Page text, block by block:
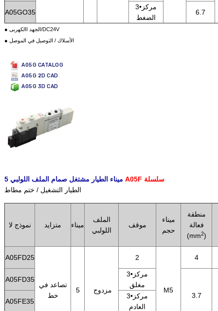
A05GO35
3•مركز
الضغط
6.7
● الجهد االكهربى/DC24V
● الأسلاك / التوصيل في الموصل
A05G CATALOG
A05G 2D CAD
A05G 3D CAD
5 ميناء الطيار مشتغل صمام الملف اللولبي
A05F سلسلة
نموذج لا متزايد ميناء
الملف
اللولبي
موقف
ميناء
حجم
منطقة
فعالة
(mm2)
A05FD25
تصاعد في
خط
5 مزدوج
2
M5
4
A05FD35
3•مركز
مغلق
3.7
A05FE35
3•مركز
العادم